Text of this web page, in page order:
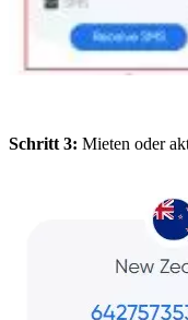
Schritt 3: Mieten oder